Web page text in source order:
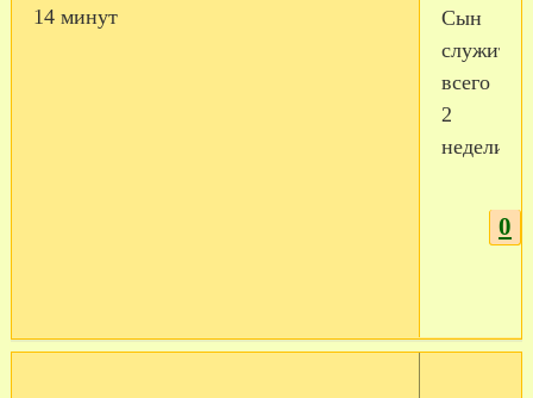
14 минут
Сын
служит
всего
2
недели.
0